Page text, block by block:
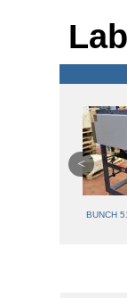
BUNCH